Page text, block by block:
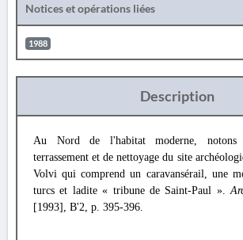
Notices et opérations liées
1988
Description
Au Nord de l'habitat moderne,
terrassement et de nettoyage du site
Volvi qui comprend un caravansérail, une
turcs et ladite « tribune de Saint-Paul ».
[1993], B'2, p. 395-396.